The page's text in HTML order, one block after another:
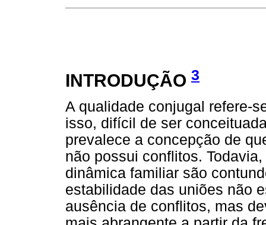
INTRODUÇÃO 3
A qualidade conjugal refere-
isso, difícil de ser
prevalece a concepção de
não possui conflitos.
dinâmica familiar são
estabilidade das uniões não
ausência de conflitos, mas